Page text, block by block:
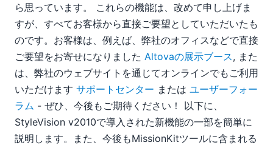
ら思っています。 これらの機能は、改めて申し上げま
すが、すべてお客様から直接ご要望としていただいたも
のです。お客様は、例えば、弊社のオフィスなどで直接
ご要望をお寄せになりました Altovaの展示ブース, また
は、弊社のウェブサイトを通じてオンラインでもご利用
いただけます サポートセンター または ユーザーフォー
ラム - ぜひ、今後もご期待ください！ 以下に、
StyleVision v2010で導入された新機能の一部を簡単に
説明します。また、今後もMissionKitツールに含まれる